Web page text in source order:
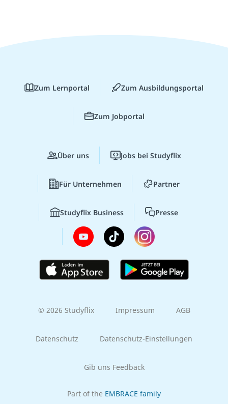
Zum Lernportal Zum Ausbildungsportal
Zum Jobportal
Über uns Jobs bei Studyflix
Für Unternehmen Partner
Studyflix Business Presse
© 2026 Studyflix Impressum AGB
Datenschutz Datenschutz-Einstellungen
Gib uns Feedback
Part of the EMBRACE family